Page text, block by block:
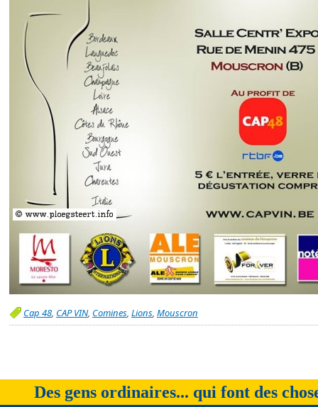
Cap 48, CAP VIN, Comines, Lions, Mouscron
Des gens ordinaires... qui font des